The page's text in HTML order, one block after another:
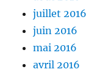
juillet 2016
juin 2016
mai 2016
avril 2016